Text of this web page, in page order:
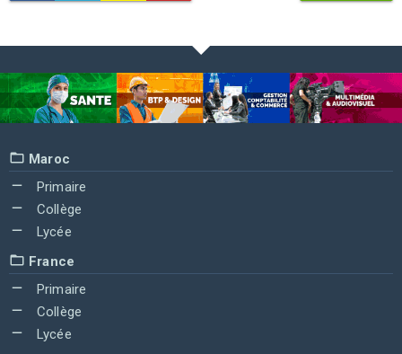
Maroc
Primaire
Collège
Lycée
France
Primaire
Collège
Lycée